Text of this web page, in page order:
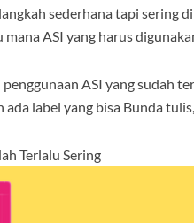
sederhana tapi sering
mana ASI yang harus
ASI yang sudah
ada label yang bisa Bunda
Terlalu Sering